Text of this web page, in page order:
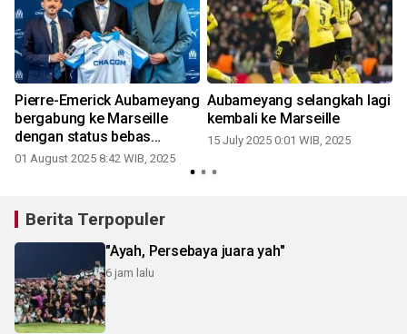
Pierre-Emerick Aubameyang
bergabung ke Marseille
dengan status bebas
transfer
01 August 2025 8:42 WIB, 2025
Aubameyang selangkah lagi
kembali ke Marseille
15 July 2025 0:01 WIB, 2025
Berita Terpopuler
"Ayah, Persebaya juara yah"
6 jam lalu